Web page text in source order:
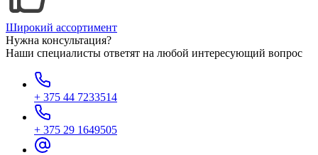
Широкий ассортимент
Нужна консультация?
Наши специалисты ответят на любой интересующий вопрос
+ 375 44 7233514
+ 375 29 1649505